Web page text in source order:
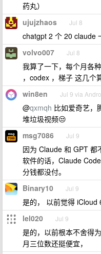
药丸）
ujujzhaos Jul 8
chatgpt 2 个 20 claude
volvo007 Jul 8
我算了一下，每个月各
，codex ，梯子 这几个
win8en Jul 9 via
@qxmqh 比如爱奇艺，
堆垃圾视频😒
msg7086 Jul 9
因为 Claude 和 GPT 都
软件的话，Claude
分钱都没付。
Binary10 Jul 9
是的， 以前觉得 iCloud
lel020 Jul 9
是的，以前根本不舍得
月三位数还挺便宜，